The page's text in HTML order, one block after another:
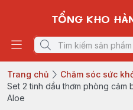
TỔNG KHO
Trang chủ
Chăm sóc sức
Set 2 tinh dầu thơm phòng cảm
Aloe